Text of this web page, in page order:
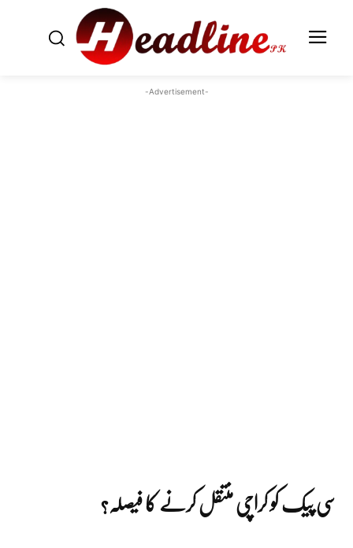
-Advertisement-
سی پیک کو کراچی منتقل کرنے کا فیصلہ؟